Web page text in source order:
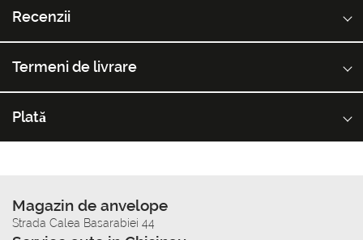
Recenzii
Termeni de livrare
Plată
Magazin de anvelope
Strada Calea Basarabiei 44